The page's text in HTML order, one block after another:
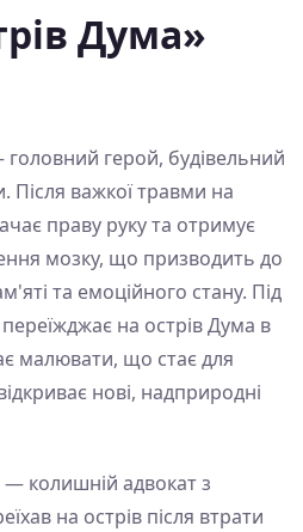
Дума»
герой, будівельний
Після важкої травми на
праву руку та отримує
мозку, що призводить до
та емоційного стану. Під
переїжджає на острів Дума в
малювати, що стає для
нові, надприродні
— колишній адвокат з
на острів після втрати